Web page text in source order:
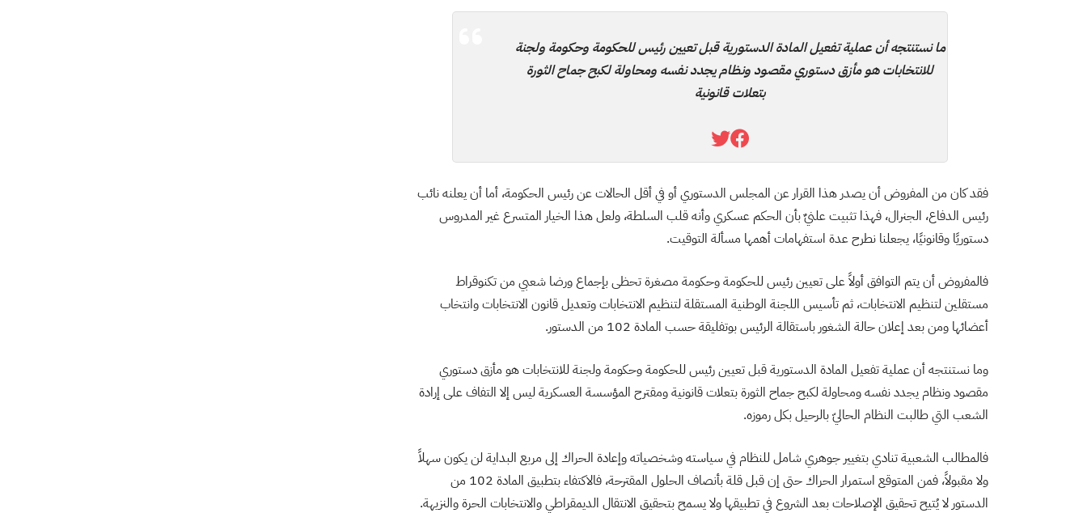
ما نستنتجه أن عملية تفعيل المادة الدستورية قبل تعيين رئيس للحكومة وحكومة ولجنة
للانتخابات هو مأزق دستوري مقصود ونظام يجدد نفسه ومحاولة لكبح جماح الثورة
بتعلات قانونية
فقد كان من المفروض أن يصدر هذا القرار عن المجلس الدستوري أو في أقل الحالات عن رئيس الحكومة، أما أن يعلنه نائب
رئيس الدفاع، الجنرال، فهذا تثبيت علنيٌ بأن الحكم عسكري وأنه قلب السلطة، ولعل هذا الخيار المتسرع غير المدروس
دستوريًا وقانونيًا، يجعلنا نطرح عدة استفهامات أهمها مسألة التوقيت.
فالمفروض أن يتم التوافق أولاً على تعيين رئيس للحكومة وحكومة مصغرة تحظى بإجماع ورضا شعبي من تكنوقراط
مستقلين لتنظيم الانتخابات، ثم تأسيس اللجنة الوطنية المستقلة لتنظيم الانتخابات وتعديل قانون الانتخابات وانتخاب
أعضائها ومن بعد إعلان حالة الشغور باستقالة الرئيس بوتفليقة حسب المادة 102 من الدستور.
وما نستنتجه أن عملية تفعيل المادة الدستورية قبل تعيين رئيس للحكومة وحكومة ولجنة للانتخابات هو مأزق دستوري
مقصود ونظام يجدد نفسه ومحاولة لكبح جماح الثورة بتعلات قانونية ومقترح المؤسسة العسكرية ليس إلا التفاف على إرادة
الشعب التي طالبت النظام الحاليّ بالرحيل بكل رموزه.
فالمطالب الشعبية تنادي بتغيير جوهري شامل للنظام في سياسته وشخصياته وإعادة الحراك إلى مربع البداية لن يكون سهلاً
ولا مقبولاً، فمن المتوقع استمرار الحراك حتى إن قبل قلة بأنصاف الحلول المقترحة، فالاكتفاء بتطبيق المادة 102 من
الدستور لا يُتيح تحقيق الإصلاحات بعد الشروع في تطبيقها ولا يسمح بتحقيق الانتقال الديمقراطي والانتخابات الحرة والنزيهة.